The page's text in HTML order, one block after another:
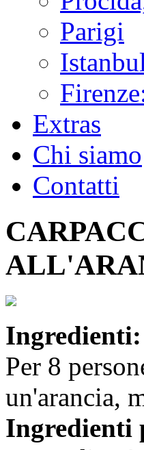
Parigi
Extras
Chi siamo
Contatti
Ingredienti:
Per 8
un'arancia,
Ingredienti